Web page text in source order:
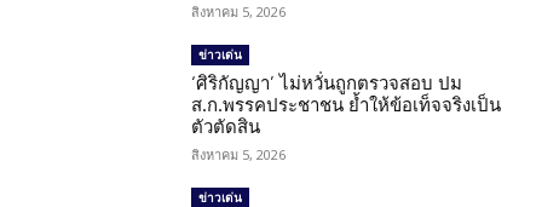
สิงหาคม 5, 2026
ข่าวเด่น
‘ศิริกัญญา’ ไม่หวั่นถูกตรวจสอบ ปม
ส.ก.พรรคประชาชน ย้ำให้ข้อเท็จจริงเป็น
ตัวตัดสิน
สิงหาคม 5, 2026
ข่าวเด่น